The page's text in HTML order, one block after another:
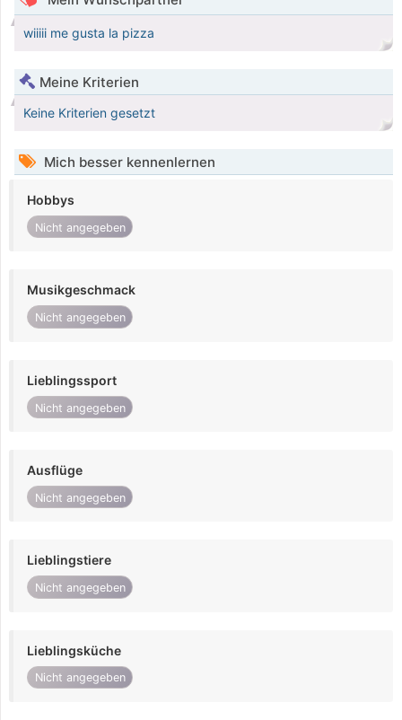
wiiiii me gusta la pizza
Meine Kriterien
Keine Kriterien gesetzt
Mich besser kennenlernen
Hobbys
Nicht angegeben
Musikgeschmack
Nicht angegeben
Lieblingssport
Nicht angegeben
Ausflüge
Nicht angegeben
Lieblingstiere
Nicht angegeben
Lieblingsküche
Nicht angegeben